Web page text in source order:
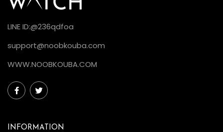
LINE ID:@236qdfoa
support@noobkouba.com
WWW.NOOBKOUBA.COM
INFORMATION